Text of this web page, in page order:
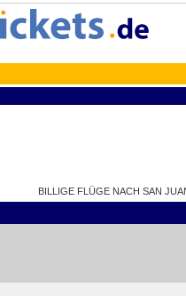
BILLIGE FLÜGE NACH SAN